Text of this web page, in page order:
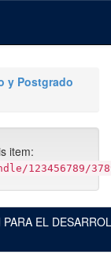
y Postgrado
item:
123456789/
EL